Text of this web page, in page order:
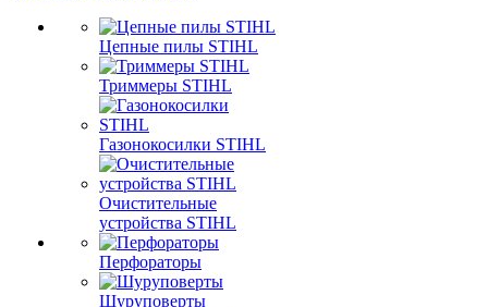
Цепные пилы STIHL
Триммеры STIHL
Газонокосилки STIHL
Очистительные
устройства STIHL
Перфораторы
Шуруповерты